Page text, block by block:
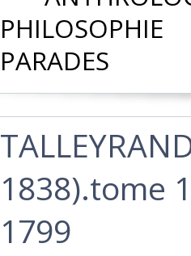
PHILOSOPHIE
PARADES‎
1838).tome
1799‎